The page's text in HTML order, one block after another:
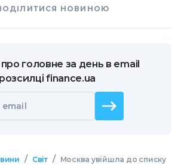
НОВИНОЮ
головне за день в email
розсилці finance.ua
/ Світ /
Москва увійшла до списку